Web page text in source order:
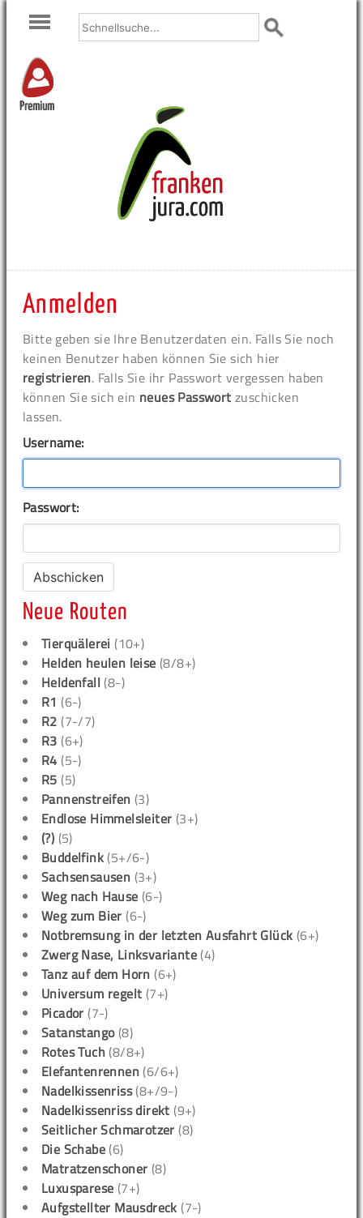
Premium
Anmelden
Bitte geben sie Ihre Benutzerdaten ein. Falls Sie noch
keinen Benutzer haben können Sie sich hier
registrieren. Falls Sie ihr Passwort vergessen haben
können Sie sich ein neues Passwort zuschicken
lassen.
Username:
Passwort:
Neue Routen
Tierquälerei (10+)
Helden heulen leise (8/8+)
Heldenfall (8-)
R1 (6-)
R2 (7-/7)
R3 (6+)
R4 (5-)
R5 (5)
Pannenstreifen (3)
Endlose Himmelsleiter (3+)
(?) (5)
Buddelfink (5+/6-)
Sachsensausen (3+)
Weg nach Hause (6-)
Weg zum Bier (6-)
Notbremsung in der letzten Ausfahrt Glück (6+)
Zwerg Nase, Linksvariante (4)
Tanz auf dem Horn (6+)
Universum regelt (7+)
Picador (7-)
Satanstango(8)
Rotes Tuch (8/8+)
Elefantenrennen (6/6+)
Nadelkissenriss(8+/9-)
Nadelkissenriss direkt (9+)
Seitlicher Schmarotzer (8)
Die Schabe (6)
Matratzenschoner (8)
Luxusparese (7+)
Aufgstellter Mausdreck (7-)